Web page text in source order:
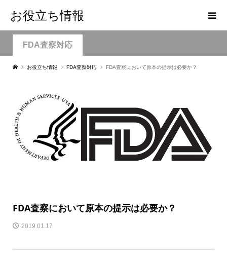
お役立ち情報
FDA査察対応
お役立ち情報 FDA査察対応 FDA査察において原本の提示は必要か？
FDA査察において原本の提示は必要か？
2019.01.17